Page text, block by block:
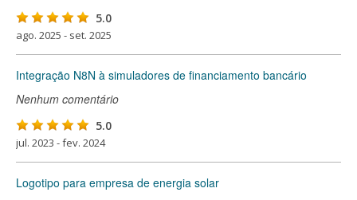
5.0
ago. 2025 - set. 2025
Integração N8N à simuladores de financiamento bancário
Nenhum comentário
5.0
jul. 2023 - fev. 2024
Logotipo para empresa de energia solar